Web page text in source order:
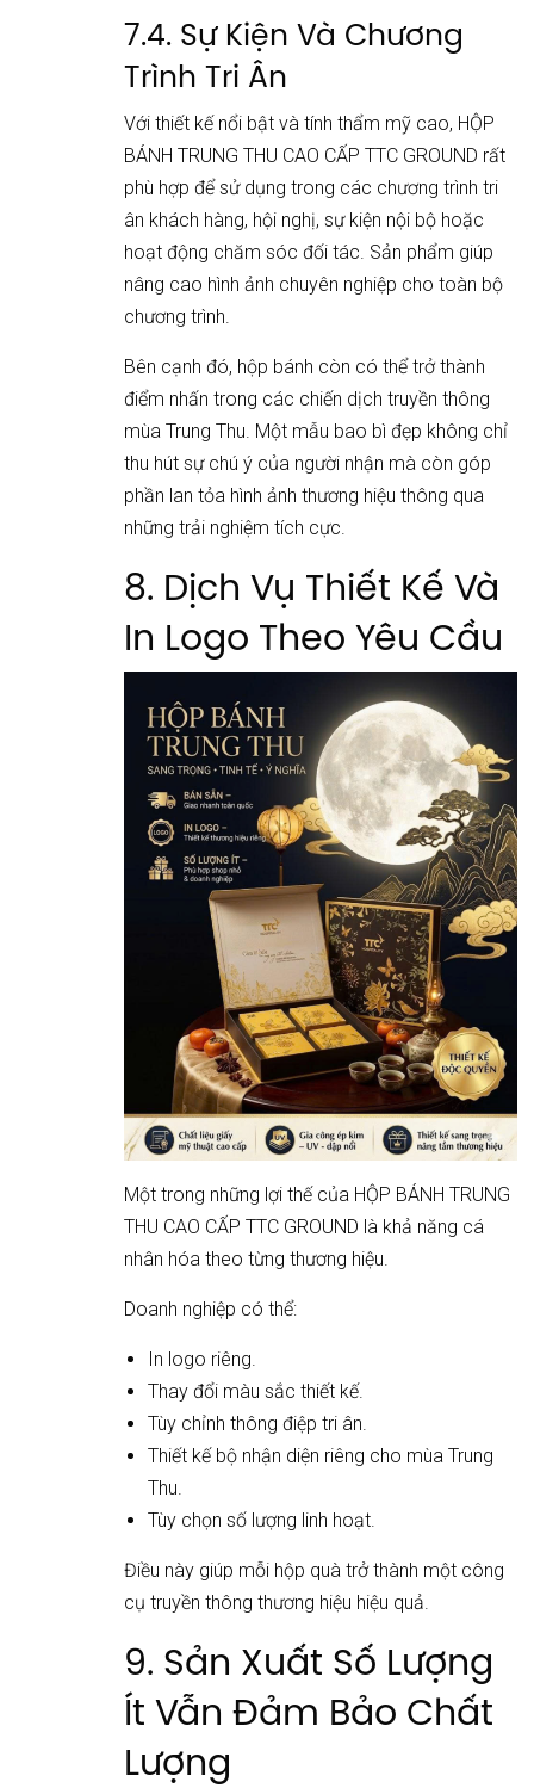
7.4. Sự Kiện Và Chương
Trình Tri Ân
Với thiết kế nổi bật và tính thẩm mỹ cao, HỘP
BÁNH TRUNG THU CAO CẤP TTC GROUND rất
phù hợp để sử dụng trong các chương trình tri
ân khách hàng, hội nghị, sự kiện nội bộ hoặc
hoạt động chăm sóc đối tác. Sản phẩm giúp
nâng cao hình ảnh chuyên nghiệp cho toàn bộ
chương trình.
Bên cạnh đó, hộp bánh còn có thể trở thành
điểm nhấn trong các chiến dịch truyền thông
mùa Trung Thu. Một mẫu bao bì đẹp không chỉ
thu hút sự chú ý của người nhận mà còn góp
phần lan tỏa hình ảnh thương hiệu thông qua
những trải nghiệm tích cực.
8. Dịch Vụ Thiết Kế Và
In Logo Theo Yêu Cầu
Một trong những lợi thế của HỘP BÁNH TRUNG
THU CAO CẤP TTC GROUND là khả năng cá
nhân hóa theo từng thương hiệu.
Doanh nghiệp có thể:
In logo riêng.
Thay đổi màu sắc thiết kế.
Tùy chỉnh thông điệp tri ân.
Thiết kế bộ nhận diện riêng cho mùa Trung
Thu.
Tùy chọn số lượng linh hoạt.
Điều này giúp mỗi hộp quà trở thành một công
cụ truyền thông thương hiệu hiệu quả.
9. Sản Xuất Số Lượng
Ít Vẫn Đảm Bảo Chất
Lượng